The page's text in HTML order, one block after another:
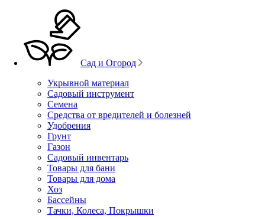
Сад и Огород
Укрывной материал
Садовый инструмент
Семена
Средства от вредителей и болезней
Удобрения
Грунт
Газон
Садовый инвентарь
Товары для бани
Товары для дома
Хоз
Бассейны
Тачки, Колеса, Покрышки